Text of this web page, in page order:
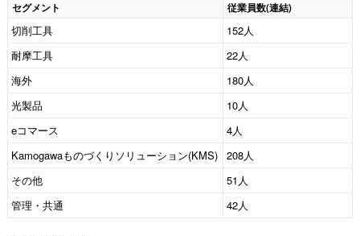
セグメント 従業員数(連結)
切削工具
152人
耐摩工具
22人
海外
180人
光製品
10人
eコマース
4人
Kamogawaものづくりソリューション(KMS) 208人
その他
51人
管理・共通
42人